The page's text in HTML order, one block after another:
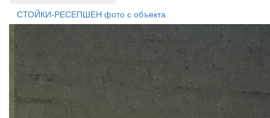
СТОЙКИ-РЕСЕПШЕН фото с объекта